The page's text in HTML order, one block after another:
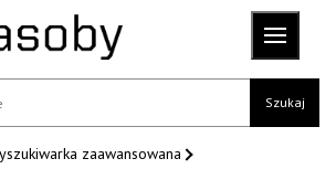
Szukaj
zaawansowana